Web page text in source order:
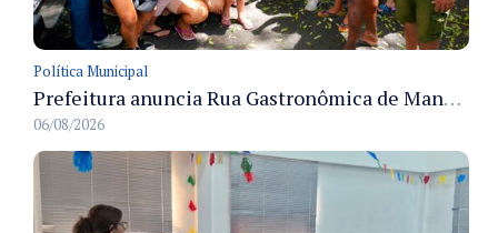
Política Municipal
Prefeitura anuncia Rua Gastronômica de Manaus e garante alternativas para 54 ambulantes cadastrados
06/08/2026